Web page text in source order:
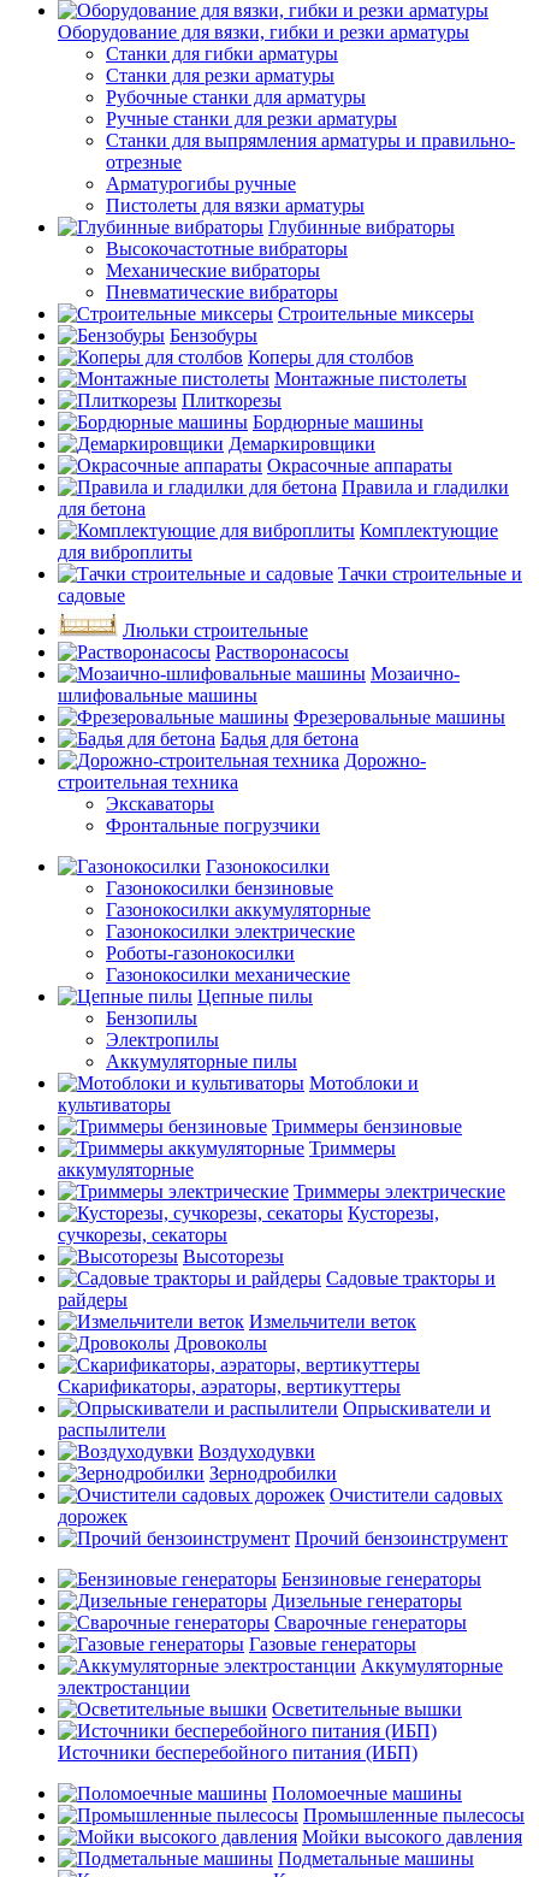
Оборудование для вязки, гибки и резки арматуры
Станки для гибки арматуры
Станки для резки арматуры
Рубочные станки для арматуры
Ручные станки для резки арматуры
Станки для выпрямления арматуры и правильно-
отрезные
Арматурогибы ручные
Пистолеты для вязки арматуры
Глубинные вибраторы
Высокочастотные вибраторы
Механические вибраторы
Пневматические вибраторы
Строительные миксеры
Бензобуры
Коперы для столбов
Монтажные пистолеты
Плиткорезы
Бордюрные машины
Демаркировщики
Окрасочные аппараты
Правила и гладилки
для бетона
Комплектующие
для виброплиты
Тачки строительные и
садовые
Люльки строительные
Растворонасосы
Мозаично-
шлифовальные машины
Фрезеровальные машины
Бадья для бетона
Дорожно-
строительная техника
Экскаваторы
Фронтальные погрузчики
Газонокосилки
Газонокосилки бензиновые
Газонокосилки аккумуляторные
Газонокосилки электрические
Роботы-газонокосилки
Газонокосилки механические
Цепные пилы
Бензопилы
Электропилы
Аккумуляторные пилы
Мотоблоки и
культиваторы
Триммеры бензиновые
Триммеры
аккумуляторные
Триммеры электрические
Кусторезы,
сучкорезы, секаторы
Высоторезы
Садовые тракторы и
райдеры
Измельчители веток
Дровоколы
Скарификаторы, аэраторы, вертикуттеры
Опрыскиватели и
распылители
Воздуходувки
Зернодробилки
Очистители садовых
дорожек
Прочий бензоинструмент
Бензиновые генераторы
Дизельные генераторы
Сварочные генераторы
Газовые генераторы
Аккумуляторные
электростанции
Осветительные вышки
Источники бесперебойного питания (ИБП)
Поломоечные машины
Промышленные пылесосы
Мойки высокого давления
Подметальные машины